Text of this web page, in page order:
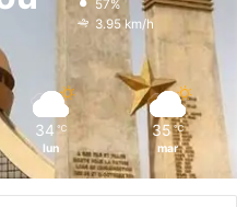
r
57%
3.95 km/h
34 ℃
lun
35 ℃
mar